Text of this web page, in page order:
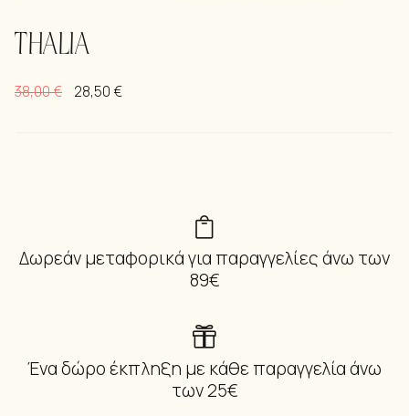
THALIA
38,00€ 28,50€
Δωρεάν μεταφορικά για παραγγελίες άνω των
89€
Ένα δώρο έκπληξη με κάθε παραγγελία άνω
των 25€